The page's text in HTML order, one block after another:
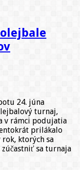
24. júna
turnaj,
v rámci podujatia
prilákalo
ktorých sa
sa turnaja